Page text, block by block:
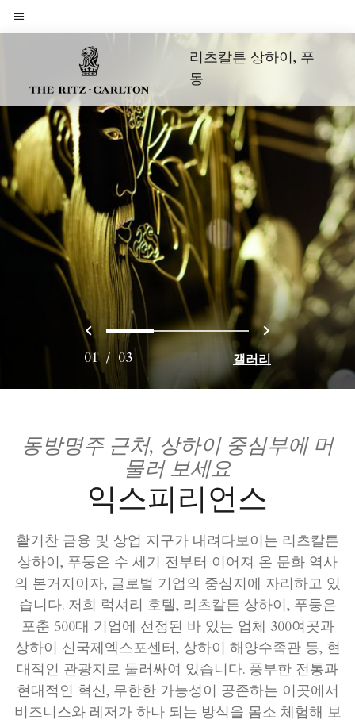
Skip
to메뉴 텍스트
리츠칼튼 상하이, 푸
동
이전0 1 2 다음
01/ 03 갤러리
동방명주 근처, 상하이 중심부에 머
물러 보세요
익스피리언스
활기찬 금융 및 상업 지구가 내려다보이는 리츠칼튼
상하이, 푸둥은 수 세기 전부터 이어져 온 문화 역사
의 본거지이자, 글로벌 기업의 중심지에 자리하고 있
습니다. 저희 럭셔리 호텔, 리츠칼튼 상하이, 푸둥은
포춘 500대 기업에 선정된 바 있는 업체 300여곳과
상하이 신국제엑스포센터, 상하이 해양수족관 등, 현
대적인 관광지로 둘러싸여 있습니다. 풍부한 전통과
현대적인 혁신, 무한한 가능성이 공존하는 이곳에서
비즈니스와 레저가 하나 되는 방식을 몸소 체험해 보